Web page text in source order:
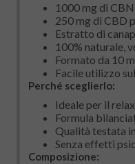
1000 mg di
250 mg di CBD
Estratto di
100% naturale,
Formato da 10
Facile utilizzo
Perché sceglierlo:
Ideale per il
Formula
Qualità testata
Senza effetti
Composizione: